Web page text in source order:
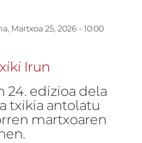
Martxoa 25, 2026 - 10:00
24. edizioa dela
txikia antolatu
martxoaren